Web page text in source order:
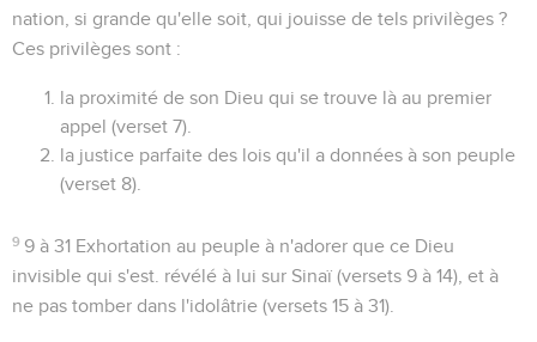
nation, si grande qu'elle soit, qui jouisse de tels privilèges ?
Ces privilèges sont :
la proximité de son Dieu qui se trouve là au premier
appel (verset 7).
la justice parfaite des lois qu'il a données à son peuple
(verset 8).
9 9 à 31 Exhortation au peuple à n'adorer que ce Dieu
invisible qui s'est. révélé à lui sur Sinaï (versets 9 à 14), et à
ne pas tomber dans l'idolâtrie (versets 15 à 31).